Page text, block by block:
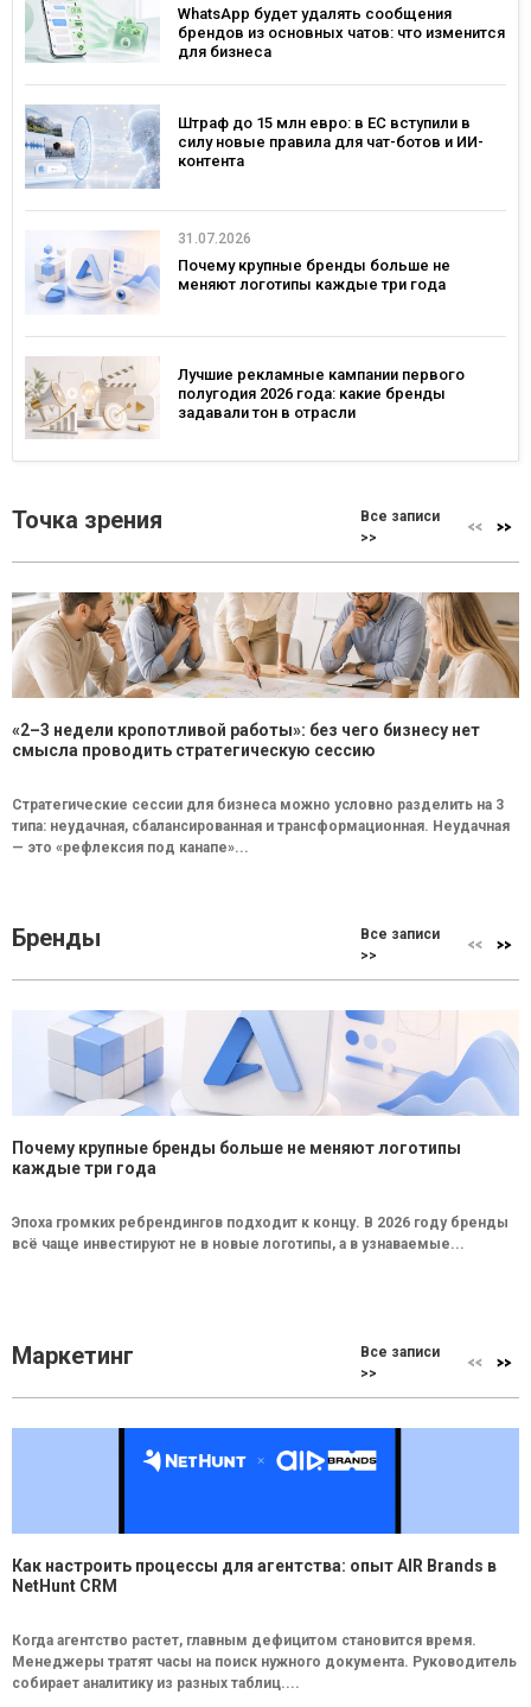
WhatsApp будет удалять сообщения
брендов из основных чатов: что изменится
для бизнеса
Штраф до 15 млн евро: в ЕС вступили в
силу новые правила для чат-ботов и ИИ-
контента
31.07.2026
Почему крупные бренды больше не
меняют логотипы каждые три года
Лучшие рекламные кампании первого
полугодия 2026 года: какие бренды
задавали тон в отрасли
Точка зрения
Все записи
>>
«2–3 недели кропотливой работы»: без чего бизнесу нет
смысла проводить стратегическую сессию
Стратегические сессии для бизнеса можно условно разделить на 3
типа: неудачная, сбалансированная и трансформационная. Неудачная
— это «рефлексия под канапе»...
Бренды
Все записи
>>
Почему крупные бренды больше не меняют логотипы
каждые три года
Эпоха громких ребрендингов подходит к концу. В 2026 году бренды
всё чаще инвестируют не в новые логотипы, а в узнаваемые...
Маркетинг
Все записи
>>
Как настроить процессы для агентства: опыт AIR Brands в
NetHunt CRM
Когда агентство растет, главным дефицитом становится время.
Менеджеры тратят часы на поиск нужного документа. Руководитель
собирает аналитику из разных таблиц....